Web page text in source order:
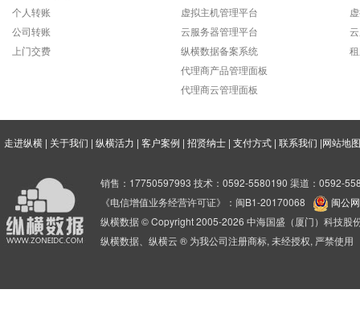
个人转账
公司转账
上门交费
虚拟主机管理平台
云服务器管理平台
纵横数据备案系统
代理商产品管理面板
代理商云管理面板
走进纵横 | 关于我们 | 纵横活力 | 客户案例 | 招贤纳士 | 支付方式 | 联系我们 |网站地图
销售：17750597993 技术：0592-5580190 渠道：0592-
《电信增值业务经营许可证》：闽B1-20170068
闽公
纵横数据 © Copyright 2005-2026 中海国盛（厦门）科技股
纵横数据、纵横云 ® 为我公司注册商标, 未经授权, 严禁使用